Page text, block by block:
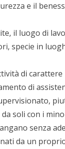
e il
il luogo di
specie in
di
di
da soli con i
senza
da un